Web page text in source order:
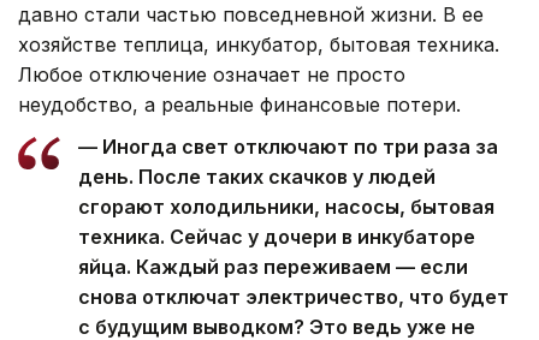
давно стали частью повседневной жизни. В ее
хозяйстве теплица, инкубатор, бытовая техника.
Любое отключение означает не просто
неудобство, а реальные финансовые потери.
— Иногда свет отключают по три раза за
день. После таких скачков у людей
сгорают холодильники, насосы, бытовая
техника. Сейчас у дочери в инкубаторе
яйца. Каждый раз переживаем — если
снова отключат электричество, что будет
с будущим выводком? Это ведь уже не